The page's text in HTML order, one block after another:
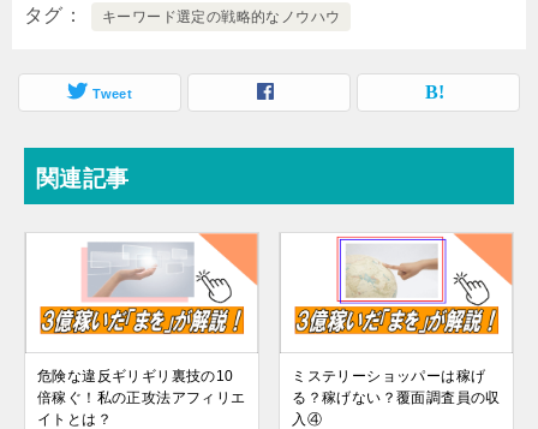
タグ キーワード選定の戦略的なノウハウ
Tweet
関連記事
危険な違反ギリギリ裏技の10
倍稼ぐ！私の正攻法アフィリエ
イトとは？
ミステリーショッパーは稼げ
る？稼げない？覆面調査員の収
入④